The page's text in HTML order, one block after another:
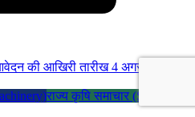
राज्य कृषि समाचार (State